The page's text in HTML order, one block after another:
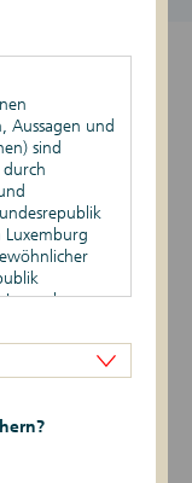
Aussagen und
sind
nicht
gewöhnlicher
Daten
6 -> 5